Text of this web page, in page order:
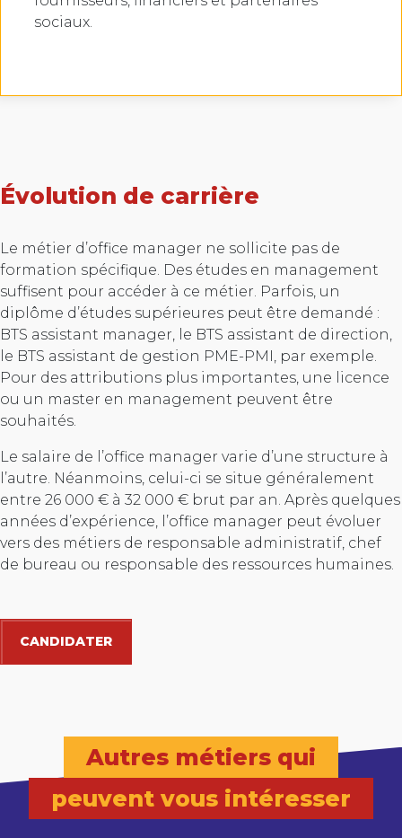
sociaux.
Évolution de carrière
Le métier d’office manager ne sollicite pas de
formation spécifique. Des études en management
suffisent pour accéder à ce métier. Parfois, un
diplôme d’études supérieures peut être demandé :
BTS assistant manager, le BTS assistant de direction,
le BTS assistant de gestion PME-PMI, par exemple.
Pour des attributions plus importantes, une licence
ou un master en management peuvent être
souhaités.
Le salaire de l’office manager varie d’une structure à
l’autre. Néanmoins, celui-ci se situe généralement
entre 26 000 € à 32 000 € brut par an. Après quelques
années d’expérience, l’office manager peut évoluer
vers des métiers de responsable administratif, chef
de bureau ou responsable des ressources humaines.
CANDIDATER
Autres métiers qui
peuvent vous intéresser